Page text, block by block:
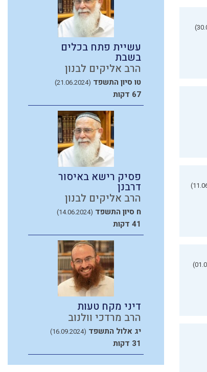
עשיית פתח בכלים
בשבת
הרב אליקים לבנון
טו סיון התשפד (21.06.2024)
67 דקות
פסיק רישא באיסור
דרבנן
הרב אליקים לבנון
ח סיון התשפד (14.06.2024)
41 דקות
דיני מקח טעות
הרב מרדכי וולנוב
יג אלול התשפד (16.09.2024)
31 דקות